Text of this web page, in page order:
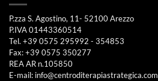
P.zza S. Agostino, 11- 52100 Arezzo
P.IVA 01443360514
Tel. +39 0575 295992 - 354853
Fax: +39 0575 350277
REA AR n.105850
E-mail: info@centroditerapiastrategica.com